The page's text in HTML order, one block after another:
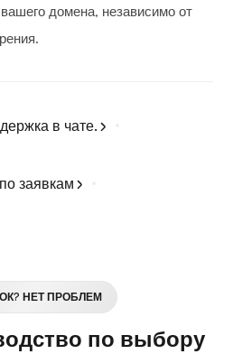
домена, независимо от
в чате.
заявкам
НЕТ ПРОБЛЕМ
по выбору